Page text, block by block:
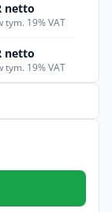
netto
tym. 19% VAT
netto
tym. 19% VAT